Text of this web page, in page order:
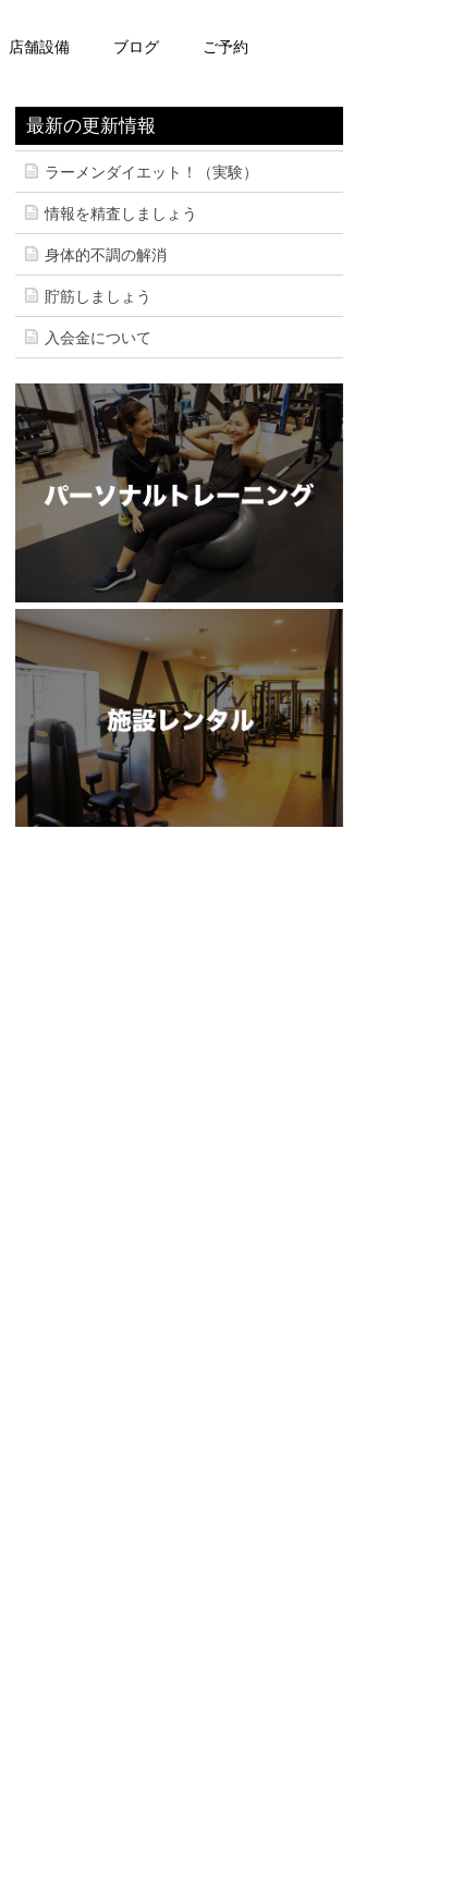
店舗設備 ブログ ご予約
最新の更新情報
ラーメンダイエット！（実験）
情報を精査しましょう
身体的不調の解消
貯筋しましょう
入会金について